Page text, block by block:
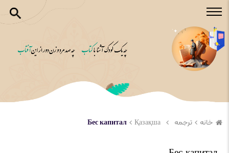
خانه ترجمه Қазақша
Бес капитал